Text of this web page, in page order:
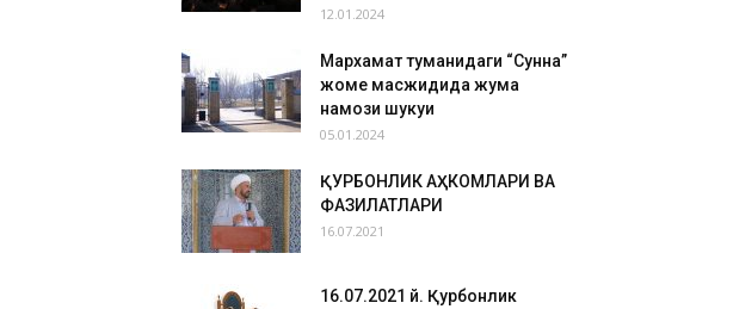
12.01.2024
Мархамат туманидаги “Сунна”
жоме масжидида жума
намози шукуҳи
05.01.2024
ҚУРБОНЛИК АҲКОМЛАРИ ВА
ФАЗИЛАТЛАРИ
16.07.2021
16.07.2021 й. Қурбонлик